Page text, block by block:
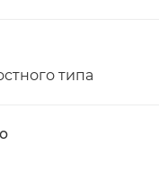
типа